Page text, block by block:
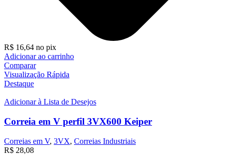
R$ 16,64 no pix
Adicionar ao carrinho
Comparar
Visualização Rápida
Destaque
Adicionar à Lista de Desejos
Correia em V perfil 3VX600 Keiper
Correias em V, 3VX, Correias Industriais
R$ 28,08